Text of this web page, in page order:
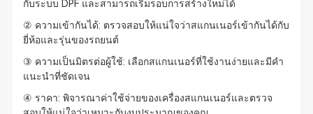
กับระบบ DPF และสามารถเริ่มรอบการสร้างใหม่ได้
② ความเข้ากันได้: ตรวจสอบให้แน่ใจว่าสแกนเนอร์เข้ากันได้กับ
ยี่ห้อและรุ่นของรถยนต์
③ ความเป็นมิตรต่อผู้ใช้: เลือกสแกนเนอร์ที่ใช้งานง่ายและมีคำ
แนะนำที่ชัดเจน
④ ราคา: พิจารณาค่าใช้จ่ายของเครื่องสแกนเนอร์และตรวจ